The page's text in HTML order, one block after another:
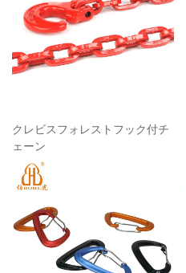
クレビスフォレストフック付チ
ェーン